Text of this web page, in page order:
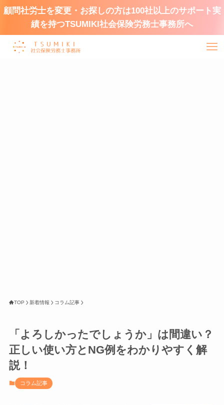
顧問社労士を変更・お探しの方は100社以上のサポート実
績を持つTSUMIKI社会保険労務士事務所へ
TOP 新着情報 コラム記事
「よろしかったでしょうか」は間違い？
正しい使い方とNG例をわかりやすく解
説！
コラム記事